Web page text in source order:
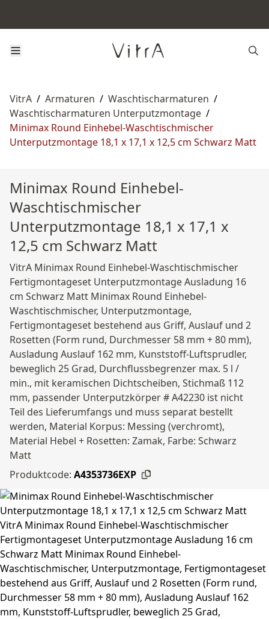
VitrA / Armaturen / Waschtischarmaturen /
Waschtischarmaturen Unterputzmontage /
Minimax Round Einhebel-Waschtischmischer
Unterputzmontage 18,1 x 17,1 x 12,5 cm Schwarz Matt
Minimax Round Einhebel-
Waschtischmischer
Unterputzmontage 18,1 x 17,1 x
12,5 cm Schwarz Matt
VitrA Minimax Round Einhebel-Waschtischmischer
Fertigmontageset Unterputzmontage Ausladung 16
cm Schwarz Matt Minimax Round Einhebel-
Waschtischmischer, Unterputzmontage,
Fertigmontageset bestehend aus Griff, Auslauf und 2
Rosetten (Form rund, Durchmesser 58 mm + 80 mm),
Ausladung Auslauf 162 mm, Kunststoff-Luftsprudler,
beweglich 25 Grad, Durchflussbegrenzer max. 5 l /
min., mit keramischen Dichtscheiben, Stichmaß 112
mm, passender Unterputzkörper # A42230 ist nicht
Teil des Lieferumfangs und muss separat bestellt
werden, Material Korpus: Messing (verchromt),
Material Hebel + Rosetten: Zamak, Farbe: Schwarz
Matt
Produktcode: A4353736EXP